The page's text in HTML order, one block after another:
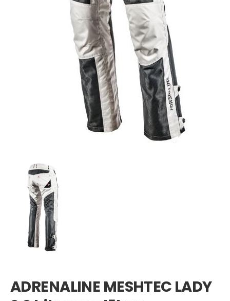
ADRENALINE MESHTEC LADY